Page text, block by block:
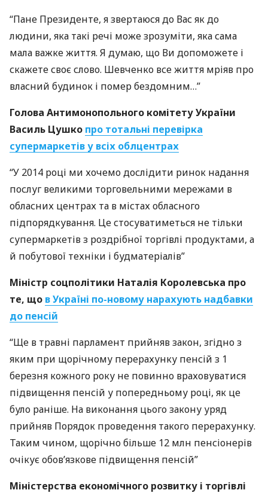
“Пане Президенте, я звертаюся до Вас як до
людини, яка такі речі може зрозуміти, яка сама
мала важке життя. Я думаю, що Ви допоможете і
скажете своє слово. Шевченко все життя мріяв про
власний будинок і помер бездомним…”
Голова Антимонопольного комітету України
Василь Цушко про тотальні перевірка
супермаркетів у всіх облцентрах
“У 2014 році ми хочемо дослідити ринок надання
послуг великими торговельними мережами в
обласних центрах та в містах обласного
підпорядкування. Це стосуватиметься не тільки
супермаркетів з роздрібної торгівлі продуктами, а
й побутової техніки і будматеріалів”
Міністр соцполітики Наталія Королевська про
те, що в Україні по-новому нарахують надбавки
до пенсій
“Ще в травні парламент прийняв закон, згідно з
яким при щорічному перерахунку пенсій з 1
березня кожного року не повинно враховуватися
підвищення пенсій у попередньому році, як це
було раніше. На виконання цього закону уряд
прийняв Порядок проведення такого перерахунку.
Таким чином, щорічно більше 12 млн пенсіонерів
очікує обов’язкове підвищення пенсій”
Міністерства економічного розвитку і торгівлі